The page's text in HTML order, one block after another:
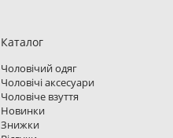
Каталог
Чоловічий одяг
Чоловічі аксесуари
Чоловіче взуття
Новинки
Знижки